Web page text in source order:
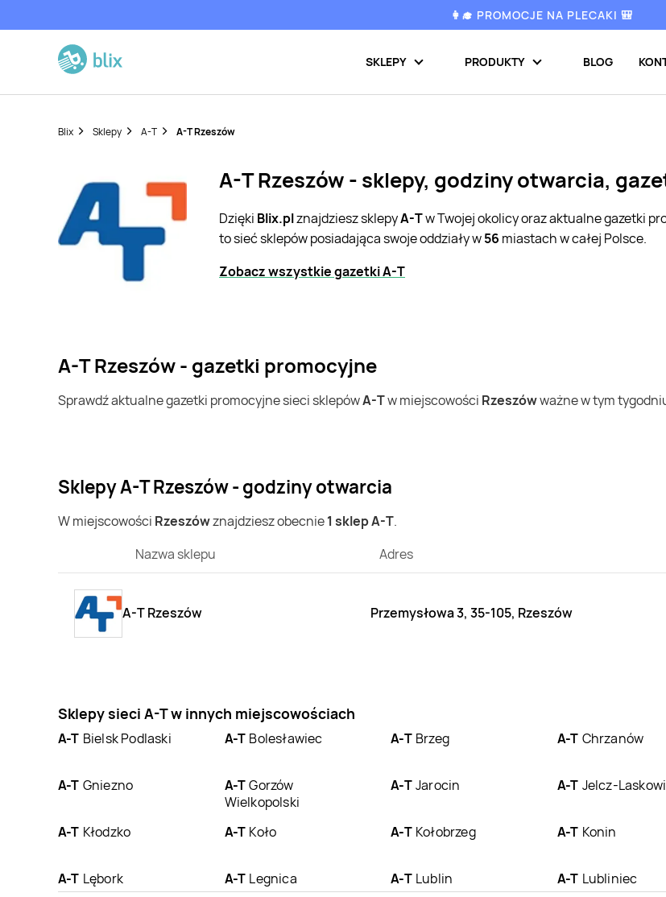
👩‍🎓 PROMOCJE NA PLECAKI 🎒
SKLEPY PRODUKTY BLOG
Blix Sklepy A-T A-T Rzeszów
A-T Rzeszów - sklepy, godziny otwarcia,
Dzięki Blix.plznajdziesz sklepyA-Tw Twojej okolicy oraz aktualne gazetki
to sieć sklepów posiadająca swoje oddziały w56 miastach w całej Polsce.
Zobacz wszystkie gazetki A-T
A-T Rzeszów - gazetki promocyjne
Sprawdź aktualne gazetki promocyjne sieci sklepówA-Tw miejscowości Rzeszówważne w tym
Sklepy A-T Rzeszów - godziny otwarcia
W miejscowości Rzeszówznajdziesz obecnie1 sklep A-T.
Nazwa sklepu
Adres
A-T Rzeszów Przemysłowa 3, 35-105, Rzeszów
Sklepy sieci A-T w innych miejscowościach
A-T Bielsk Podlaski A-T Bolesławiec A-T Brzeg A-T Chrzanów
A-T Gniezno A-TGorzów
Wielkopolski
A-TJarocin A-T Jelcz-
A-T Kłodzko A-T Koło A-T Kołobrzeg A-T Konin
A-T Lębork A-T Legnica A-T Lublin A-T Lubliniec